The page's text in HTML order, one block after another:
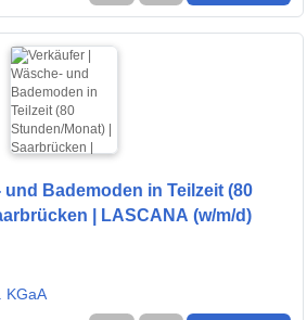
und Bademoden in Teilzeit (80
| LASCANA (w/m/d)
KGaA